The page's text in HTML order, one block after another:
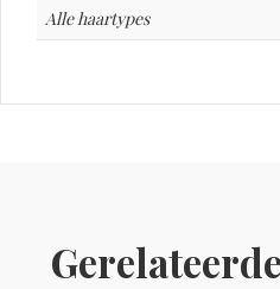
Alle haartypes